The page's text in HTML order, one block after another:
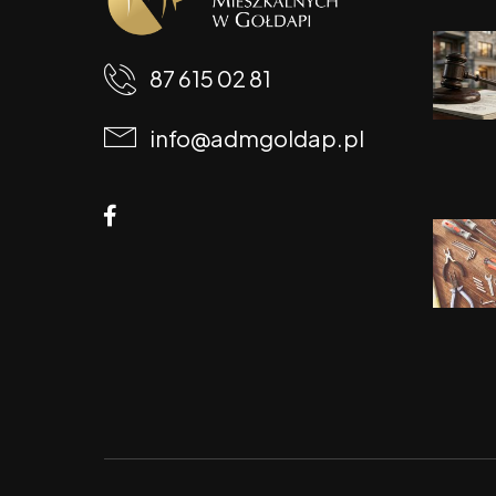
87 615 02 81
info@admgoldap.pl